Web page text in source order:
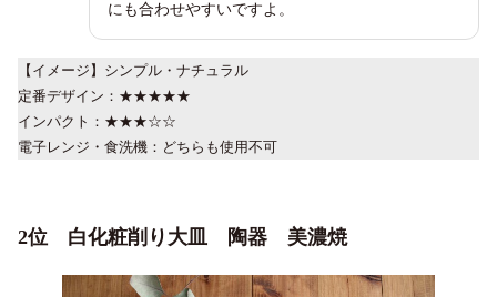
にも合わせやすいですよ。
【イメージ】シンプル・ナチュラル
定番デザイン：★★★★★
インパクト：★★★☆☆
電子レンジ・食洗機：どちらも使用不可
2位 白化粧削り大皿 陶器 美濃焼